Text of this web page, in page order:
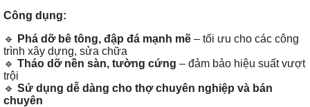
Công dụng:
🔹
Phá dỡ bê tông, đập đá mạnh mẽ – tối ưu cho các công
trình xây dựng, sửa chữa
🔹 Tháo dỡ nền sàn, tường cứng – đảm bảo hiệu suất vượt
trội
🔹 Sử dụng dễ dàng cho thợ chuyên nghiệp và bán
chuyên